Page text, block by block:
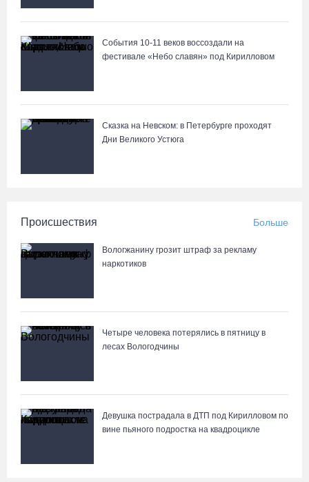
События 10-11 веков воссоздали на
фестивале «Небо славян» под Кирилловом
Сказка на Невском: в Петербурге проходят
Дни Великого Устюга
Происшествия Больше
Вологжанину грозит штраф за рекламу
наркотиков
Четыре человека потерялись в пятницу в
лесах Вологодчины
Девушка пострадала в ДТП под Кирилловом по
вине пьяного подростка на квадроцикле